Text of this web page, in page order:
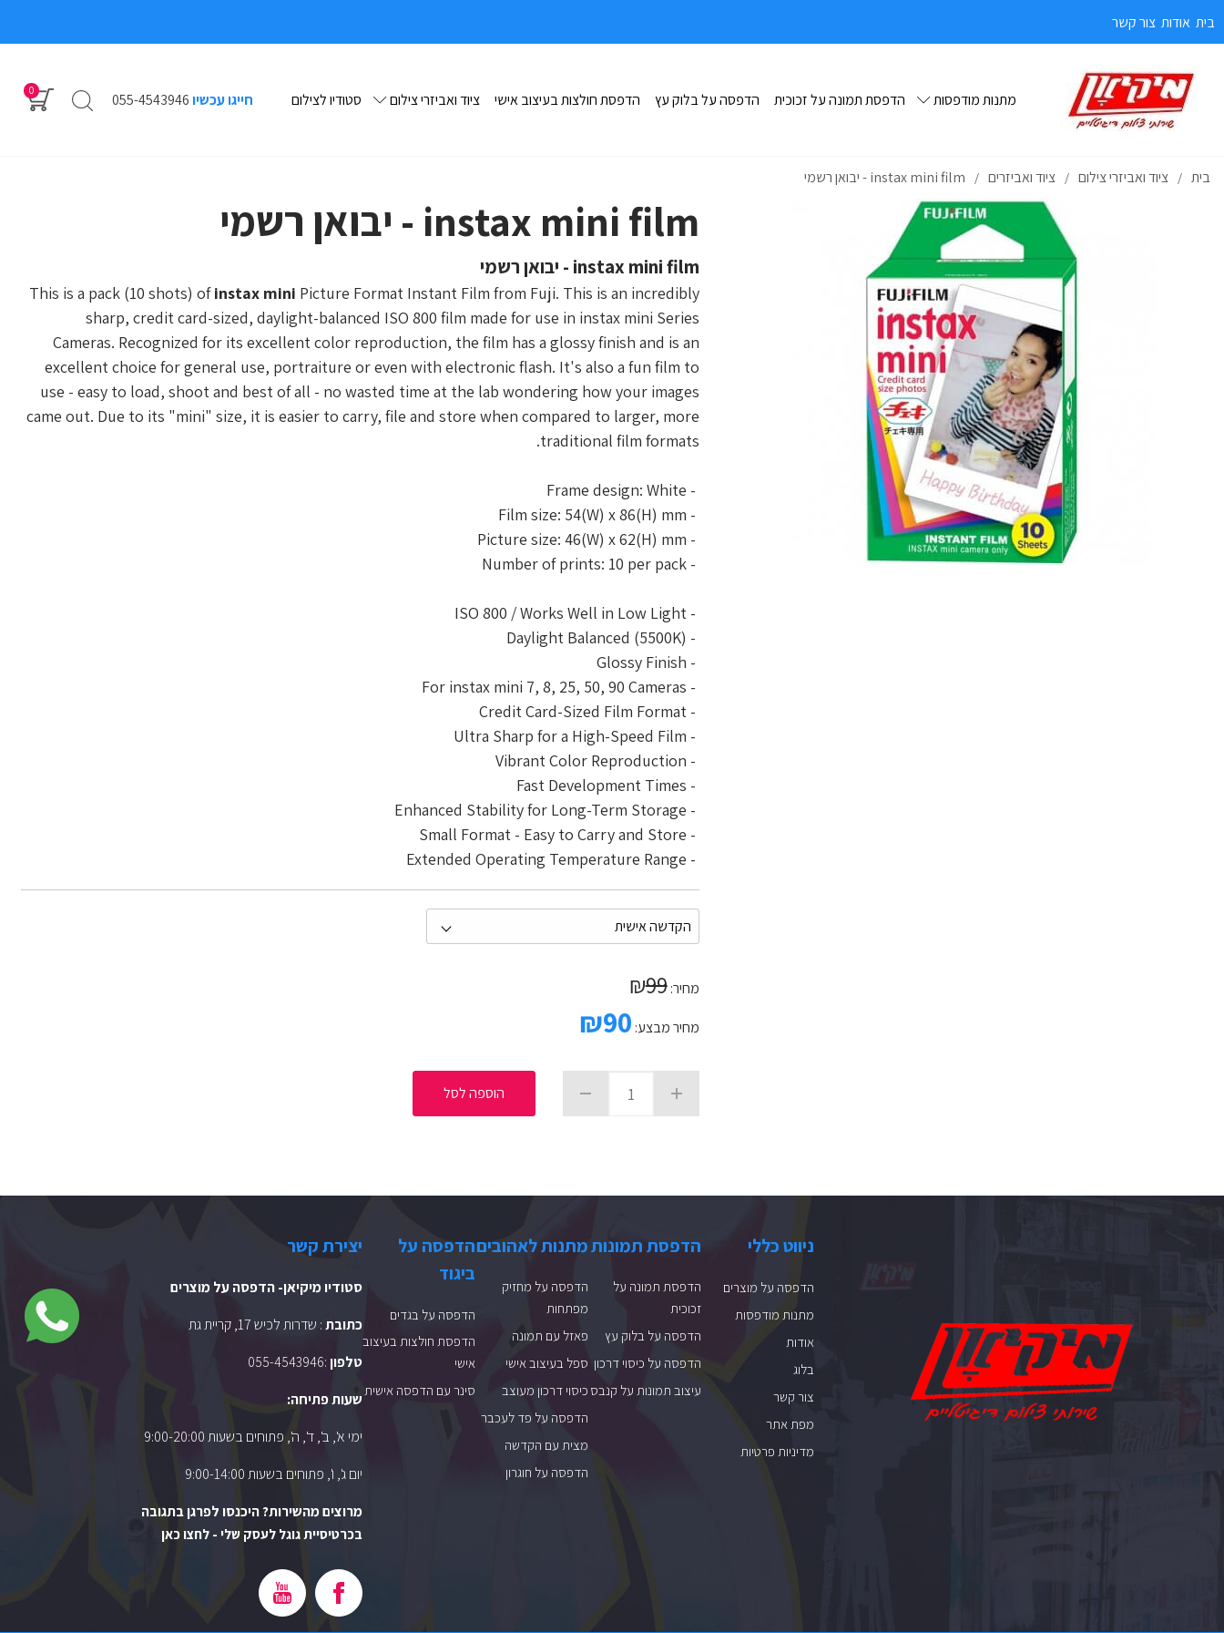
בית אודות צור קשר
מתנות מודפסות הדפסת תמונה על זכוכית הדפסה על בלוק עץ הדפסת חולצות בעיצוב אישי ציוד ואביזרי צילום סטודיו לצילום 0 חייגו עכשיו055-4543946
בית / ציוד ואביזרי צילום / ציוד ואביזרים / instax mini film - יבואן רשמי
instax mini film - יבואן רשמי
instax mini film - יבואן רשמי
This is a pack (10 shots) ofinstax mini Picture Format Instant Film from Fuji. This is an incredibly
sharp, credit card-sized, daylight-balanced ISO 800 film made for use in instax mini Series
Cameras. Recognized for its excellent color reproduction, the film has a glossy finish and is an
excellent choice for general use, portraiture or even with electronic flash. It's also a fun film to
use - easy to load, shoot and best of all - no wasted time at the lab wondering how your images
came out. Due to its "mini" size, it is easier to carry, file and store when compared to larger, more
traditional film formats.
- Frame design: White
- Film size: 54(W) x 86(H) mm
- Picture size: 46(W) x 62(H) mm
- Number of prints: 10 per pack
- ISO 800 / Works Well in Low Light
- Daylight Balanced (5500K)
- Glossy Finish
- For instax mini 7, 8, 25, 50, 90 Cameras
- Credit Card-Sized Film Format
- Ultra Sharp for a High-Speed Film
- Vibrant Color Reproduction
- Fast Development Times
- Enhanced Stability for Long-Term Storage
- Small Format - Easy to Carry and Store
- Extended Operating Temperature Range
מחיר: ₪99
מחיר מבצע: ₪90
הוספה לסל
ניווט כללי
הדפסה על מוצרים
מתנות מודפסות
אודות
בלוג
צור קשר
מפת אתר
מדיניות פרטיות
הדפסת תמונות
הדפסת תמונה על
זכוכית
הדפסה על בלוק עץ
הדפסה על כיסוי דרכון
עיצוב תמונות על קנבס
מתנות לאהובים
הדפסה על מחזיק
מפתחות
פאזל עם תמונה
ספל בעיצוב אישי
כיסוי דרכון מעוצב
הדפסה על פד לעכבר
מצית עם הקדשה
הדפסה על חוגרון
הדפסה על
ביגוד
הדפסה על בגדים
הדפסת חולצות בעיצוב
אישי
סינר עם הדפסה אישית
יצירת קשר
סטודיו מיקיאן- הדפסה על מוצרים
כתובת: שדרות לכיש 17, קריית גת
טלפון:
055-4543946
שעות פתיחה:
ימי א', ב', ד', ה', פתוחים בשעות 9:00-20:00
יום ג', ו', פתוחים בשעות 9:00-14:00
מרוצים מהשירות? היכנסו לפרגן בתגובה
בכרטיסיית גוגל לעסק שלי - לחצו כאן